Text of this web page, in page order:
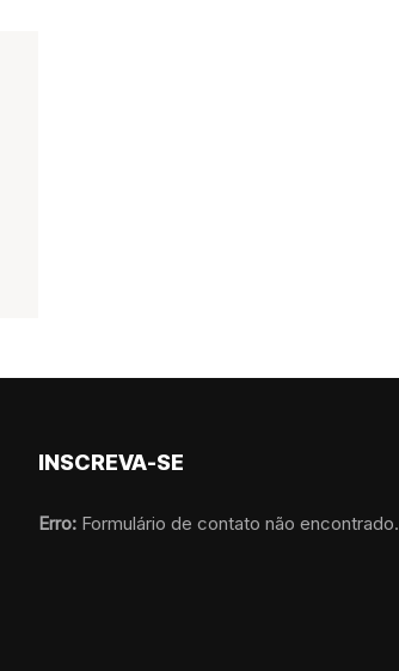
INSCREVA-SE
Erro: Formulário de contato não encontrado.